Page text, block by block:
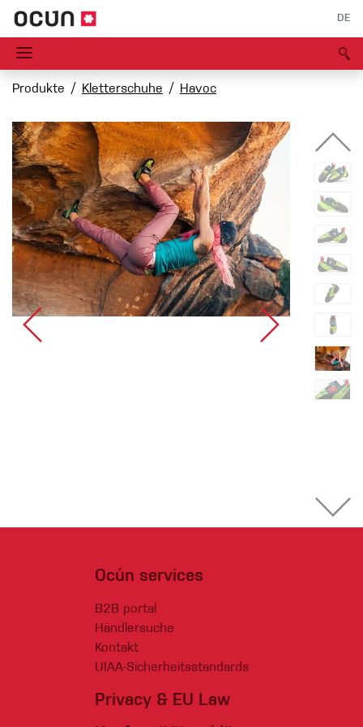
DE
Produkte Kletterschuhe Havoc
Ocún services
B2B portal
Händlersuche
Kontakt
UIAA-Sicherheitsstandards
Privacy & EU Law